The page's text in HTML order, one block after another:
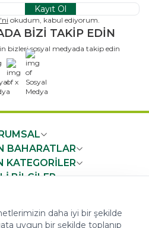
Kayıt Ol
okudum, kabul ediyorum.
BİZİ TAKİP EDİN
bizleri sosyal medyada takip edin
x
BAHARATLAR
KATEGORİLER
BİLGİLER
daha iyi bir şekilde
uygun bir şekilde toplanıp